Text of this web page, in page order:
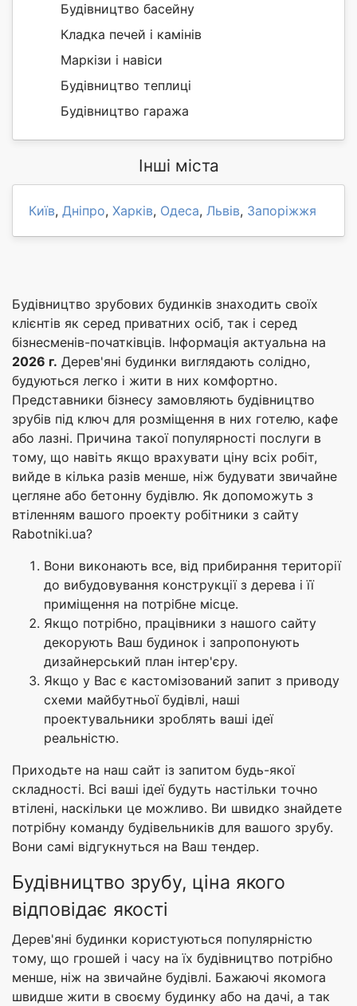
Будівництво басейну
Кладка печей і камінів
Маркізи і навіси
Будівництво теплиці
Будівництво гаража
Інші міста
Київ, Дніпро, Харків, Одеса, Львів, Запоріжжя
Будівництво зрубових будинків знаходить своїх
клієнтів як серед приватних осіб, так і серед
бізнесменів-початківців. Інформація актуальна на
2026 г. Дерев'яні будинки виглядають солідно,
будуються легко і жити в них комфортно.
Представники бізнесу замовляють будівництво
зрубів під ключ для розміщення в них готелю, кафе
або лазні. Причина такої популярності послуги в
тому, що навіть якщо врахувати ціну всіх робіт,
вийде в кілька разів менше, ніж будувати звичайне
цегляне або бетонну будівлю. Як допоможуть з
втіленням вашого проекту робітники з сайту
Rabotniki.ua?
Вони виконають все, від прибирання території
до вибудовування конструкції з дерева і її
приміщення на потрібне місце.
Якщо потрібно, працівники з нашого сайту
декорують Ваш будинок і запропонують
дизайнерський план інтер'єру.
Якщо у Вас є кастомізований запит з приводу
схеми майбутньої будівлі, наші
проектувальники зроблять ваші ідеї
реальністю.
Приходьте на наш сайт із запитом будь-якої
складності. Всі ваші ідеї будуть настільки точно
втілені, наскільки це можливо. Ви швидко знайдете
потрібну команду будівельників для вашого зрубу.
Вони самі відгукнуться на Ваш тендер.
Будівництво зрубу, ціна якого
відповідає якості
Дерев'яні будинки користуються популярністю
тому, що грошей і часу на їх будівництво потрібно
менше, ніж на звичайне будівлі. Бажаючі якомога
швидше жити в своєму будинку або на дачі, а так